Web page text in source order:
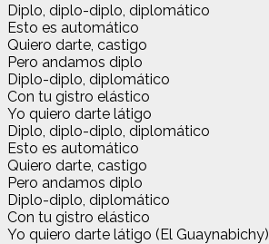
Diplo, diplo-diplo, diplomático
Esto es automático
Quiero darte, castigo
Pero andamos diplo
Diplo-diplo, diplomático
Con tu gistro elástico
Yo quiero darte látigo
Diplo, diplo-diplo, diplomático
Esto es automático
Quiero darte, castigo
Pero andamos diplo
Diplo-diplo, diplomático
Con tu gistro elástico
Yo quiero darte látigo (El Guaynabichy)